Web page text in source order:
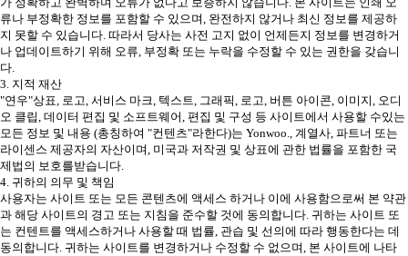
류나 부정확한 정보를 포함할 수 있으며, 완전하지 않거나 최신 정보를 제공하
지 못할 수 있습니다. 따라서 당사는 사전 고지 없이 언제든지 정보를 변경하거
나 업데이트하기 위해 오류, 부정확 또는 누락을 수정할 수 있는 권한을 갖습니
다.
3. 지적 재산
"연우"상표, 로고, 서비스 마크, 텍스트, 그래픽, 로고, 버튼 아이콘, 이미지, 오디
오 클립, 데이터 편집 및 소프트웨어, 편집 및 구성 등 사이트에서 사용할 수있는
모든 정보 및 내용 (총칭하여 "컨텐츠"라한다)는 Yonwoo., 계열사, 파트너 또는
라이센스 제공자의 자산이며, 미국과 저작권 및 상표에 관한 법률을 포함한 국
제법의 보호를받습니다.
4. 귀하의 의무 및 책임
사용자는 사이트 또는 모든 콘텐츠에 액세스 하거나 이에 사용함으로써 본 약관
과 해당 사이트의 경고 또는 지침을 준수할 것에 동의합니다. 귀하는 사이트 또
는 컨텐트를 액세스하거나 사용할 때 법률, 관습 및 선의에 따라 행동한다는 데
동의합니다. 귀하는 사이트를 변경하거나 수정할 수 없으며, 본 사이트에 나타